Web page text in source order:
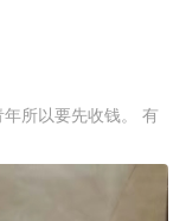
所以要先收钱。 有